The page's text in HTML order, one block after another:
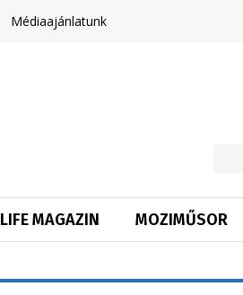
Médiaajánlatunk
LIFE MAGAZIN MOZIMŰSOR